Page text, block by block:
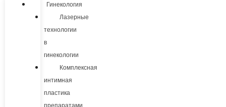
Гинекология
Лазерные
технологии
в
гинекологии
Комплексная
интимная
пластика
препаратами